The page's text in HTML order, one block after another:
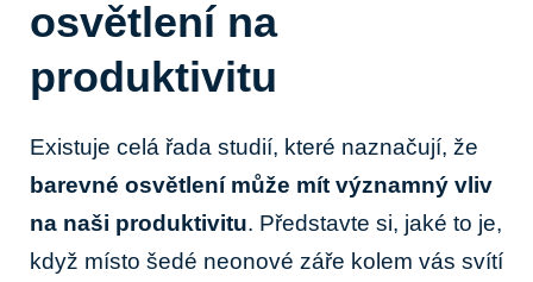
osvětlení na
produktivitu
Existuje celá řada studií, které naznačují, že
barevné osvětlení může mít významný vliv
na naši produktivitu. Představte si, jaké to je,
když místo šedé neonové záře kolem vás svítí